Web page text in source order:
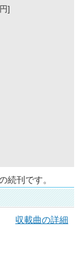
]
続刊です。
収載曲の詳細